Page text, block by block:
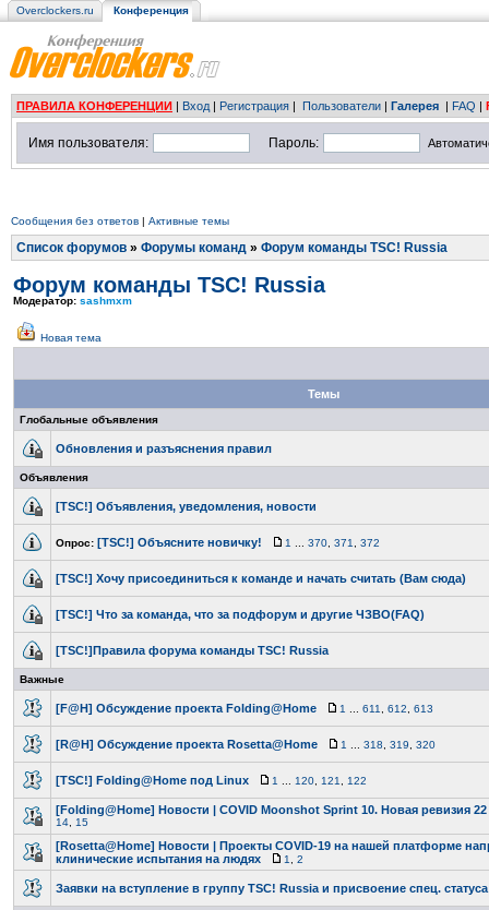
Overclockers.ru Конференция
ПРАВИЛА КОНФЕРЕНЦИИ | Вход | Регистрация | Пользователи | Галерея | FAQ |
Имя пользователя: Пароль:
Сообщения без ответов | Активные темы
Список форумов » Форумы команд » Форум команды TSC! Russia
Форум команды TSC! Russia
Модератор: sashmxm
Новая тема
Темы
Глобальные объявления
Обновления и разъяснения правил
Объявления
[TSC!] Объявления, уведомления, новости
Опрос: [TSC!] Объясните новичку! 1 370 371 372
[TSC!] Хочу присоединиться к команде и начать считать (Вам сюда)
[TSC!] Что за команда, что за подфорум и другие ЧЗВО(FAQ)
[TSC!]Правила форума команды TSC! Russia
Важные
[F@H] Обсуждение проекта Folding@Home 1 611 612 613
[R@H] Обсуждение проекта Rosetta@Home 1 318 319 320
[TSC!] Folding@Home под Linux 1 120 121 122
[Folding@Home] Новости | COVID Moonshot Sprint 10. Новая ревизия 22
14 15
[Rosetta@Home] Новости | Проекты COVID-19 на нашей платформе
клинические испытания на людях
1 2
Заявки на вступление в группу TSC! Russia и присвоение спец. статуса